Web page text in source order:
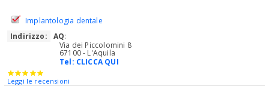
Implantologia dentale
Indirizzo:
AQ:
Via dei Piccolomini 8
67100 - L'Aquila
Tel: CLICCA QUI
Leggi le recensioni